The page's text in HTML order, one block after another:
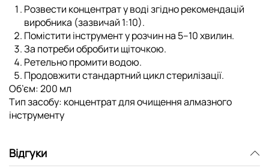
Розвести концентрат у воді згідно рекомендацій
виробника (зазвичай 1:10).
Помістити інструмент у розчин на 5–10 хвилин.
За потреби обробити щіточкою.
Ретельно промити водою.
Продовжити стандартний цикл стерилізації.
Об’єм:200 мл
Тип засобу: концентрат для очищення алмазного
інструменту
Відгуки